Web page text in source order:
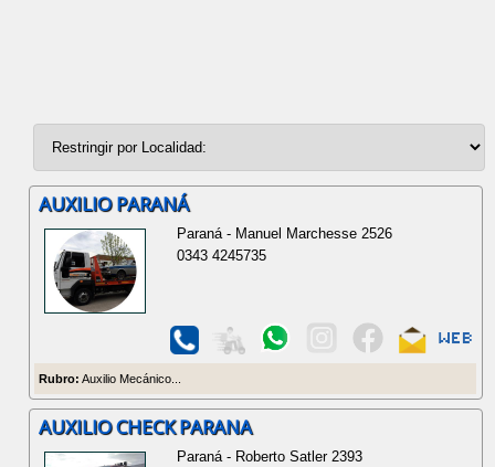
AUXILIO PARANÁ
Paraná - Manuel Marchesse 2526
0343 4245735
Rubro: Auxilio Mecánico...
AUXILIO CHECK PARANA
Paraná - Roberto Satler 2393